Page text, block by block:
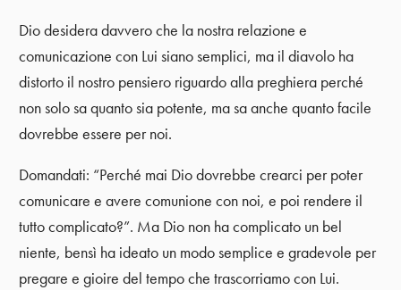
Dio desidera davvero che la nostra relazione e
comunicazione con Lui siano semplici, ma il diavolo ha
distorto il nostro pensiero riguardo alla preghiera perché
non solo sa quanto sia potente, ma sa anche quanto facile
dovrebbe essere per noi.
Domandati: “Perché mai Dio dovrebbe crearci per poter
comunicare e avere comunione con noi, e poi rendere il
tutto complicato?”. Ma Dio non ha complicato un bel
niente, bensì ha ideato un modo semplice e gradevole per
pregare e gioire del tempo che trascorriamo con Lui.